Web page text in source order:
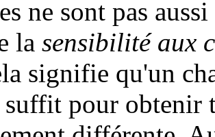
ne sont pas
la sensibilité aux
signifie qu'un
pour obtenir